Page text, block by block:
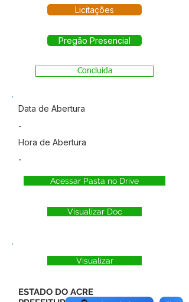
Licitações
Pregão Presencial
Concluída
Data de Abertura
-
Hora de Abertura
-
Acessar Pasta no Drive
Visualizar Doc
Visualizar
ESTADO DO ACRE